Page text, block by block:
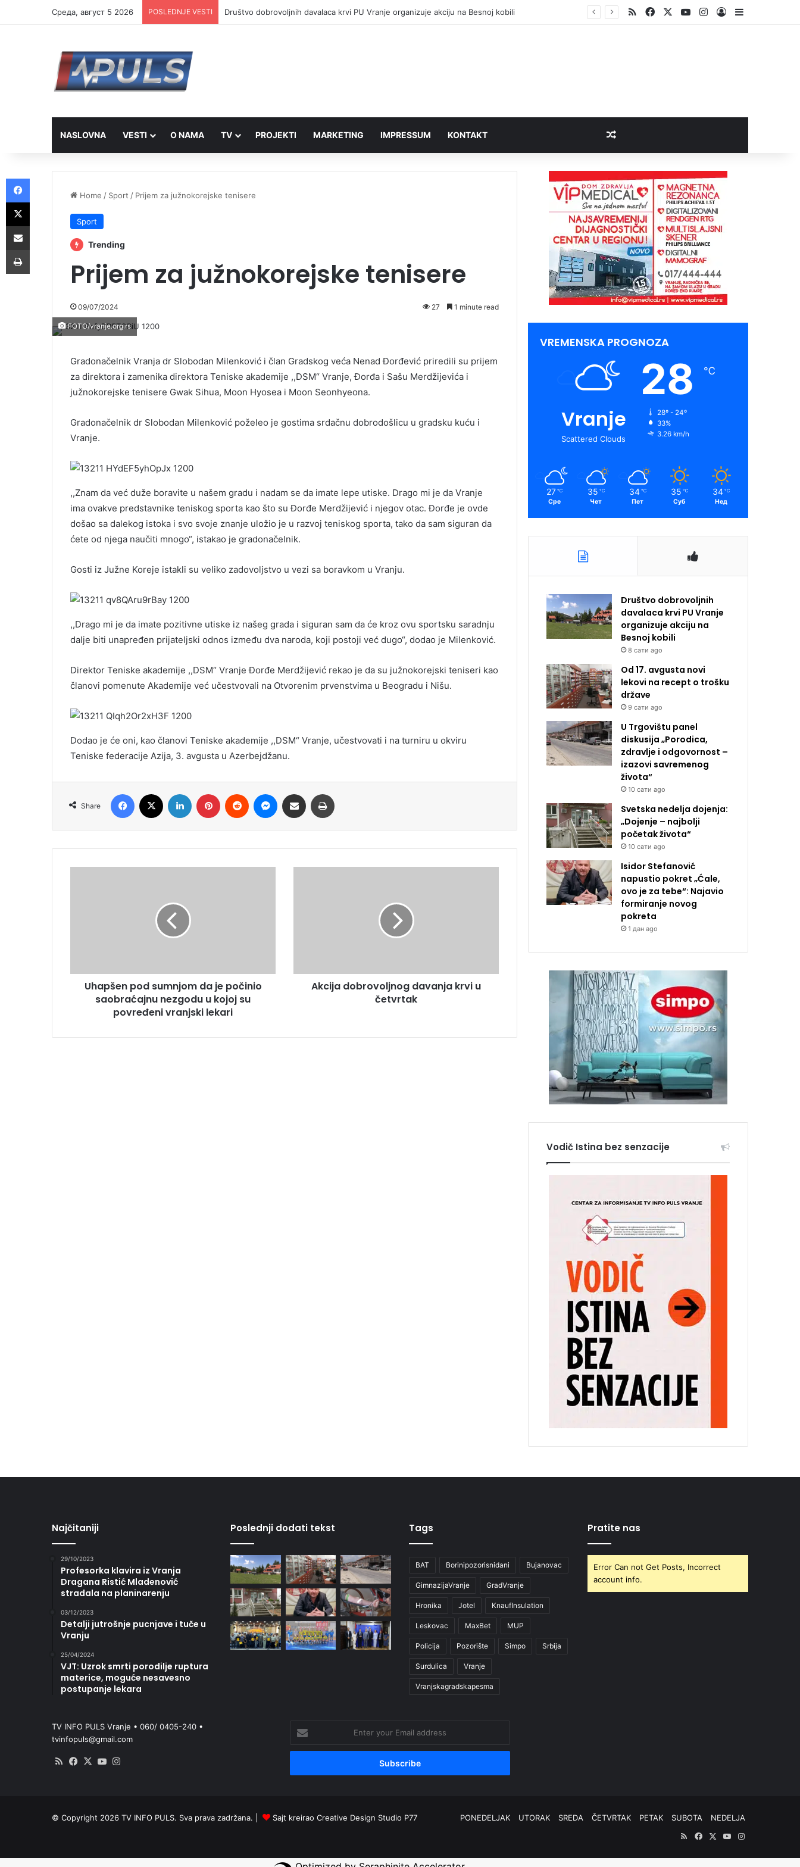
Cреда, август 5 2026 POSLEDNJE VESTI Društvo dobrovoljnih davalaca krvi PU Vranje organizuje akciju na Besnoj kobili RSSFacebookYouTubeInstagram
Log InSidebar
NASLOVNA VESTI O NAMA TV PROJEKTI MARKETING IMPRESSUM KONTAKT Random Article
Home / Sport / Prijem za južnokorejske tenisere
Sport
Trending
Prijem za južnokorejske tenisere
09/07/2024 27 1 minute read
FOTO/vranje.org.rs
Gradonačelnik Vranja dr Slobodan Milenković i član Gradskog veća Nenad Đorđević priredili su prijem
za direktora i zamenika direktora Teniske akademije ,,DSM“ Vranje, Đorđa i Sašu Merdžijevića i
južnokorejske tenisere Gwak Sihua, Moon Hyosea i Moon Seonhyeona.
Gradonačelnik dr Slobodan Milenković poželeo je gostima srdačnu dobrodošlicu u gradsku kuću i
Vranje.
,,Znam da već duže boravite u našem gradu i nadam se da imate lepe utiske. Drago mi je da Vranje
ima ovakve predstavnike teniskog sporta kao što su Đorđe Merdžijević i njegov otac. Đorđe je ovde
došao sa dalekog istoka i svo svoje znanje uložio je u razvoj teniskog sporta, tako da sam siguran da
ćete od njega naučiti mnogo“, istakao je gradonačelnik.
Gosti iz Južne Koreje istakli su veliko zadovoljstvo u vezi sa boravkom u Vranju.
,,Drago mi je da imate pozitivne utiske iz našeg grada i siguran sam da će kroz ovu sportsku saradnju
dalje biti unapređen prijateljski odnos između dva naroda, koji postoji već dugo“, dodao je Milenković.
Direktor Teniske akademije ,,DSM“ Vranje Đorđe Merdžijević rekao je da su južnokorejski teniseri kao
članovi pomenute Akademije već učestvovali na Otvorenim prvenstvima u Beogradu i Nišu.
Dodao je će oni, kao članovi Teniske akademije ,,DSM“ Vranje, učestvovati i na turniru u okviru
Teniske federacije Azija, 3. avgusta u Azerbejdžanu.
Share
Facebook LinkedIn Pinterest Reddit Messenger
Share via Email
Uhapšen pod sumnjom da je počinio
saobraćajnu nezgodu u kojoj su
povređeni vranjski lekari
Akcija dobrovoljnog davanja krvi u
četvrtak
VREMENSKA PROGNOZA
Vranje
Scattered Clouds
28 ℃
28º - 24º
33%
3.26 km/h
27 ℃
Сре
35 ℃
Чет
34 ℃
Пет
35 ℃
Суб
34 ℃
Нед
Društvo dobrovoljnih
davalaca krvi PU Vranje
organizuje akciju na
Besnoj kobili
8 сати ago
Od 17. avgusta novi
lekovi na recept o trošku
države
9 сати ago
U Trgovištu panel
diskusija „Porodica,
zdravlje i odgovornost –
izazovi savremenog
života“
10 сати ago
Svetska nedelja dojenja:
„Dojenje – najbolji
početak života“
10 сати ago
Isidor Stefanović
napustio pokret „Ćale,
ovo je za tebe“: Najavio
formiranje novog
pokreta
1 дан ago
Vodič Istina bez senzacije
Najčitaniji
29/10/2023
Profesorka klavira iz Vranja
Dragana Ristić Mladenović
stradala na planinarenju
03/12/2023
Detalji jutrošnje pucnjave i tuče u
Vranju
25/04/2024
VJT: Uzrok smrti porodilje ruptura
materice, moguće nesavesno
postupanje lekara
Poslednji dodati tekst Tags
BAT Borinipozorisnidani Bujanovac
GimnazijaVranje GradVranje
Hronika Jotel KnaufInsulation
Leskovac MaxBet MUP
Policija Pozorište Simpo Srbija
Surdulica Vranje
Vranjskagradskapesma
Pratite nas
Error Can not Get Posts, Incorrect
account info.
TV INFO PULS Vranje • 060/ 0405-240 •
tvinfopuls@gmail.com
RSS Facebook
X YouTube
your
Email
© Copyright 2026 TV INFO PULS. Sva prava zadržana. | Sajt kreirao Creative Design Studio P77 PONEDELJAK UTORAK SREDA ČETVRTAK PETAK SUBOTA
NEDELJA
RSSFacebook
X YouTubeInstagram
Facebook
X
Share via Email